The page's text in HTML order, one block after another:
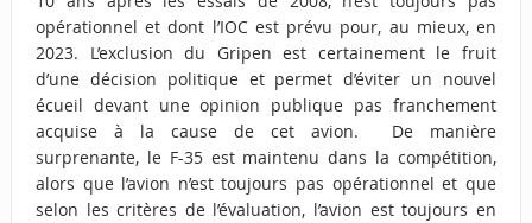
opérationnel et dont l’IOC est prévu pour, au mieux, en
2023. L’exclusion du Gripen est certainement le fruit
d’une décision politique et permet d’éviter un nouvel
écueil devant une opinion publique pas franchement
acquise à la cause de cet avion. De manière
surprenante, le F-35 est maintenu dans la compétition,
alors que l’avion n’est toujours pas opérationnel et que
selon les critères de l’évaluation, l’avion est toujours en